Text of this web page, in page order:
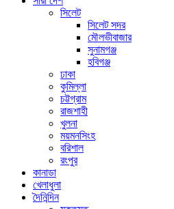
সিলেট
সিলেট সদর
মৌলভীবাজার
সুনামগঞ্জ
হবিগঞ্জ
ঢাকা
কুমিল্লা
চট্টগ্রাম
রাজশাহী
খুলনা
ময়মনসিংহ
বরিশাল
রংপুর
কানাডা
খেলাধুলা
দৈনিন্দিন